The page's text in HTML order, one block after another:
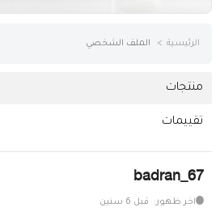
أثاث وديكورات
خدمات
الرئيسية الملف الشخصي
منتجات
تقييمات
badran_67
اخر ظهور: قبل 6 سنين